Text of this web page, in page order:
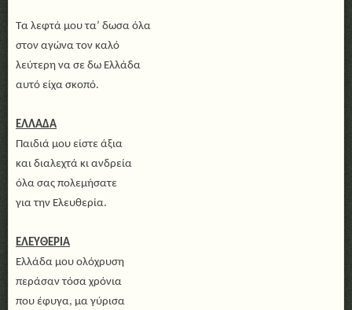
Τα λεφτά μου τα’ δωσα όλα
στον αγώνα τον καλό
λεύτερη να σε δω Ελλάδα
αυτό είχα σκοπό.
ΕΛΛΑΔΑ
Παιδιά μου είστε άξια
και διαλεχτά κι ανδρεία
όλα σας πολεμήσατε
για την Ελευθερία.
ΕΛΕΥΘΕΡΙΑ
Ελλάδα μου ολόχρυση
περάσαν τόσα χρόνια
που έφυγα, μα γύρισα